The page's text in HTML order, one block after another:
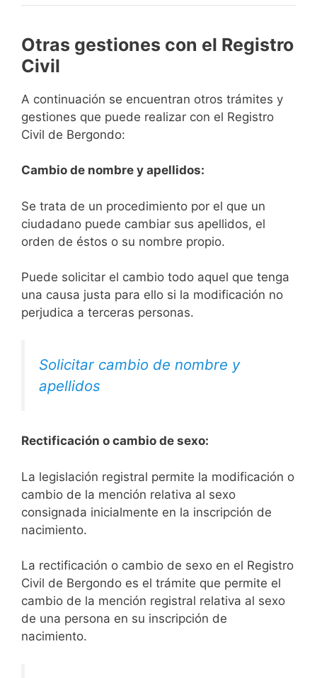
Otras gestiones con el Registro
Civil
A continuación se encuentran otros trámites y
gestiones que puede realizar con el Registro
Civil de Bergondo:
Cambio de nombre y apellidos:
Se trata de un procedimiento por el que un
ciudadano puede cambiar sus apellidos, el
orden de éstos o su nombre propio.
Puede solicitar el cambio todo aquel que tenga
una causa justa para ello si la modificación no
perjudica a terceras personas.
Solicitar cambio de nombre y
apellidos
Rectificación o cambio de sexo:
La legislación registral permite la modificación o
cambio de la mención relativa al sexo
consignada inicialmente en la inscripción de
nacimiento.
La rectificación o cambio de sexo en el Registro
Civil de Bergondo es el trámite que permite el
cambio de la mención registral relativa al sexo
de una persona en su inscripción de
nacimiento.